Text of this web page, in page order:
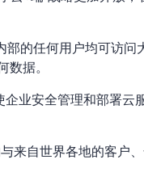
部的任何用户均可访问
数据。
业安全管理和部署云
来自世界各地的客户